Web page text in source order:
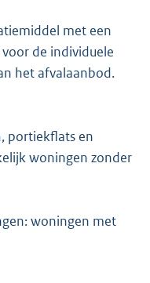
met een
de individuele
het afvalaanbod.
portiekflats en
woningen zonder
woningen met